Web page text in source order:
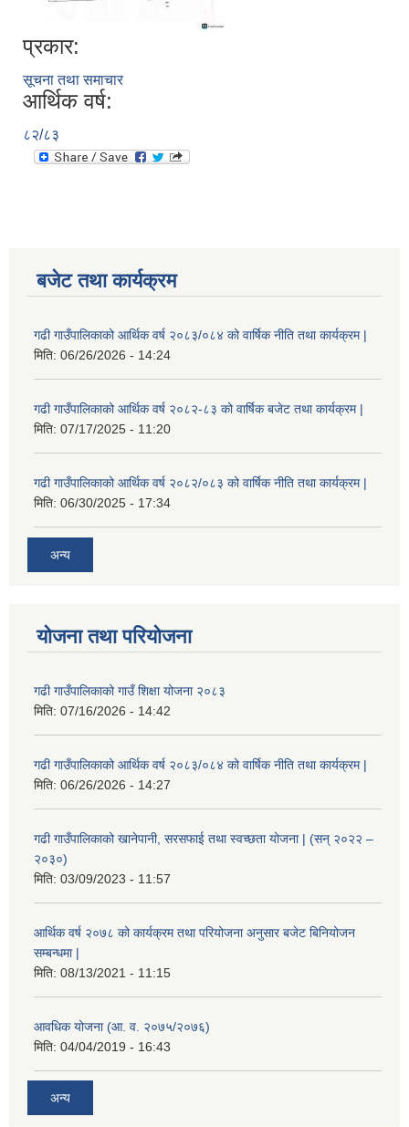
प्रकार:
सूचना तथा समाचार
आर्थिक वर्ष:
८२/८३
बजेट तथा कार्यक्रम
गढी गाउँपालिकाको आर्थिक वर्ष २०८३/०८४ को वार्षिक नीति तथा कार्यक्रम |
मिति: 06/26/2026 - 14:24
गढी गाउँपालिकाको आर्थिक वर्ष २०८२-८३ को वार्षिक बजेट तथा कार्यक्रम |
मिति: 07/17/2025 - 11:20
गढी गाउँपालिकाको आर्थिक वर्ष २०८२/०८३ को वार्षिक नीति तथा कार्यक्रम |
मिति: 06/30/2025 - 17:34
अन्य
योजना तथा परियोजना
गढी गाउँपालिकाको गाउँ शिक्षा योजना २०८३
मिति: 07/16/2026 - 14:42
गढी गाउँपालिकाको आर्थिक वर्ष २०८३/०८४ को वार्षिक नीति तथा कार्यक्रम |
मिति: 06/26/2026 - 14:27
गढी गाउँपालिकाको खानेपानी, सरसफाई तथा स्वच्छता योजना | (सन् २०२२ –
२०३०)
मिति: 03/09/2023 - 11:57
आर्थिक वर्ष २०७८ को कार्यक्रम तथा परियोजना अनुसार बजेट बिनियोजन
सम्बन्धमा |
मिति: 08/13/2021 - 11:15
आवधिक योजना (आ. व. २०७५/२०७६)
मिति: 04/04/2019 - 16:43
अन्य